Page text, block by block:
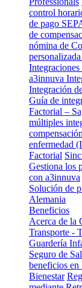
control
de pago
de
nómina de
a3innuva
Integración
Guía de
Factorial –
múltiples
compensación
enfermedad
Factorial
Gestiona los
con a3innuva
Solución de
Alemania
Beneficios
Acerca de la
Transporte -
Guardería
Seguro de
beneficios en
Bienestar